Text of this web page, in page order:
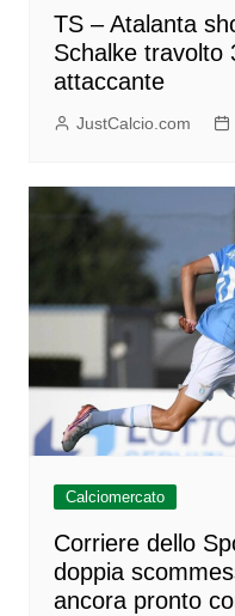
TS – Atalanta
Schalke travolto
attaccante
JustCalcio.com
Calciomercato
Corriere dello
doppia
ancora pronto